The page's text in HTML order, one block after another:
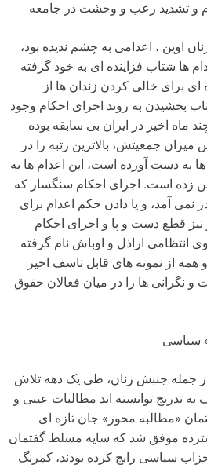
و تشدید رعب و وحشت در جامعه
اوین ، اعدامی به چشم ندیده بود،
ها شتاب فزاینده ای به خود گرفته
برای خالی کردن زندان ها از
بخشیدن به روند اجرای احکام وجود
ماه اخیر در ایران بی سابقه بوده
جمعیتش، بالاترین رتبه را در
به دست آورده است، این اعدام ها به
است. اجرای احکام سنگسار که
نمی آمد، و یا دادن حکم اعدام برای
قطع دست و پا و اجرای احکام
انتظامی اراذل و اوباش نام گرفته
همه از نمونه های قابل تاسف اخیر
نگرانی ها را در میان فعالان حقوق
سیاسی
جمله جنبش زنان، طی یک دهه تلاش
تدریج توانسته اند مطالبات عینی و
«مطالبه محور» جان تازه ای
موفق شد که سایه مسلط گفتمان
سیاسی رایج کرده بودند، کمرنگ